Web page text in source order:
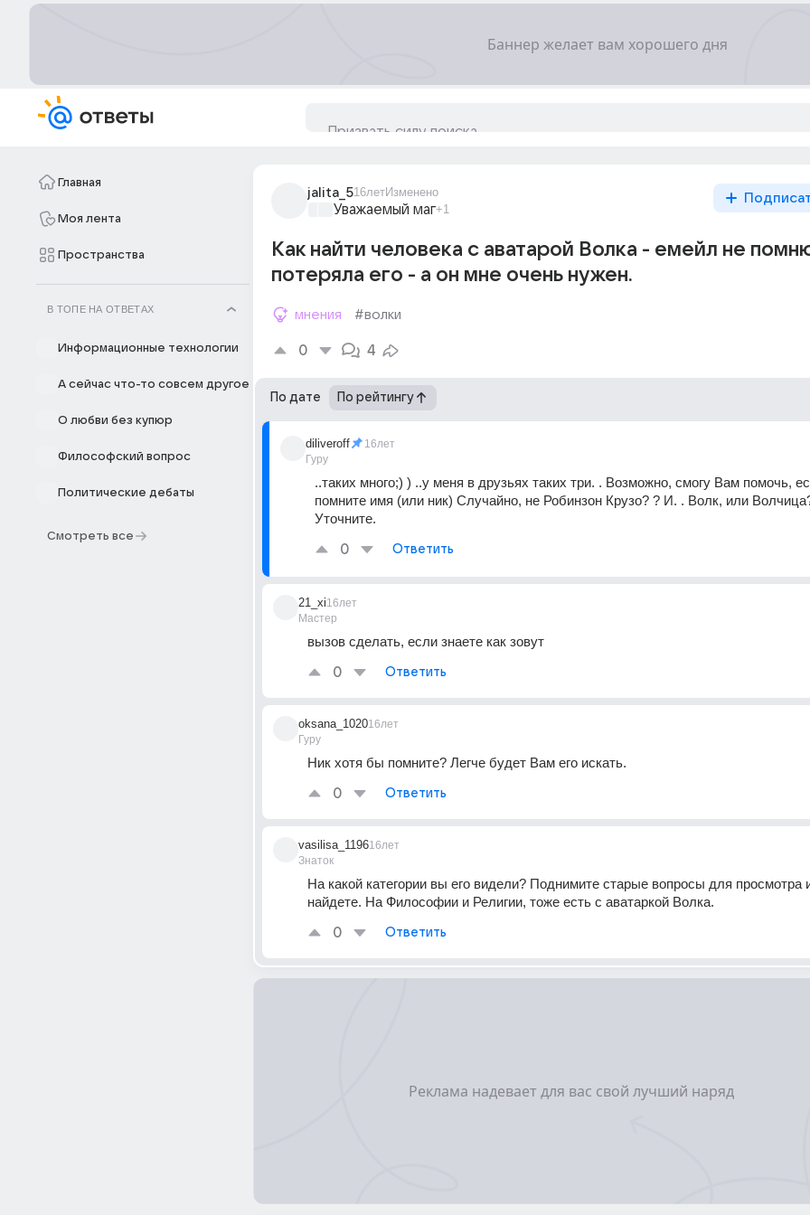
Главная
Моя лента
Пространства
В ТОПЕ НА ОТВЕТАХ
Информационные технологии
А сейчас что-то совсем другое
О любви без купюр
Философский вопрос
Политические дебаты
Смотреть все
jalita_516летИзменено
Уважаемый маг+1
Как найти человека с аватарой Волка - емейл не
потеряла его - а он мне очень нужен.
мнения #волки
0 4
По дате По рейтингу
diliveroff
Гуру
16лет
..таких много;) ) ..у меня в друзьях таких три. . Возможно, смогу Вам помочь,
помните имя (или ник) Случайно, не Робинзон Крузо? ? И. . Волк, или
Уточните.
0 Ответить
21_xi
Мастер
16лет
вызов сделать, если знаете как зовут
0 Ответить
oksana_1020
Гуру
16лет
Ник хотя бы помните? Легче будет Вам его искать.
0 Ответить
vasilisa_1196
Знаток
16лет
На какой категории вы его видели? Поднимите старые вопросы для просмотра
найдете. На Философии и Религии, тоже есть с аватаркой Волка.
0 Ответить